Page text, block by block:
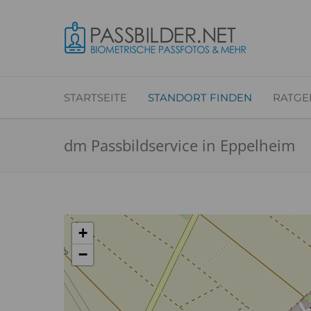
STARTSEITE STANDORT FINDEN
dm Passbildservice in Eppelheim
+
−